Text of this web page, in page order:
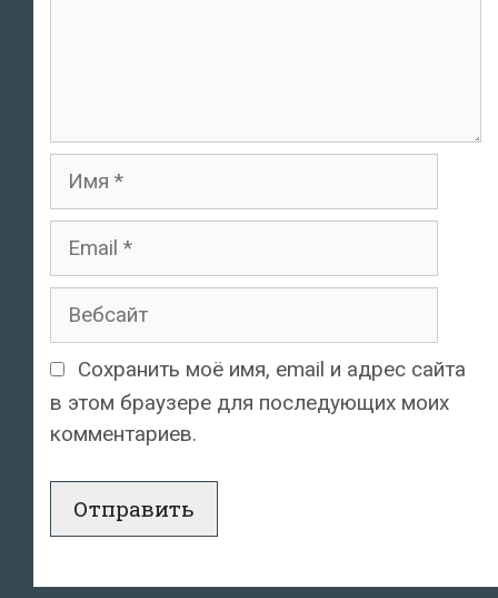
Вебсайт
Сохранить моё имя, email и адрес сайта
в этом браузере для последующих моих
комментариев.